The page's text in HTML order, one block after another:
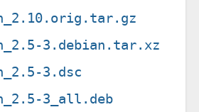
3.debian.tar.xz
3.dsc
3_all.deb